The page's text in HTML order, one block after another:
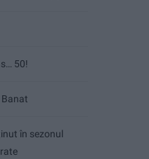
50!
Banat
în sezonul